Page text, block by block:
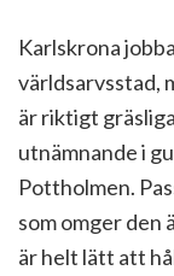
Karlskrona
världsarvsstad,
är riktigt
utnämnande i
Pottholmen.
som omger
är helt lätt att